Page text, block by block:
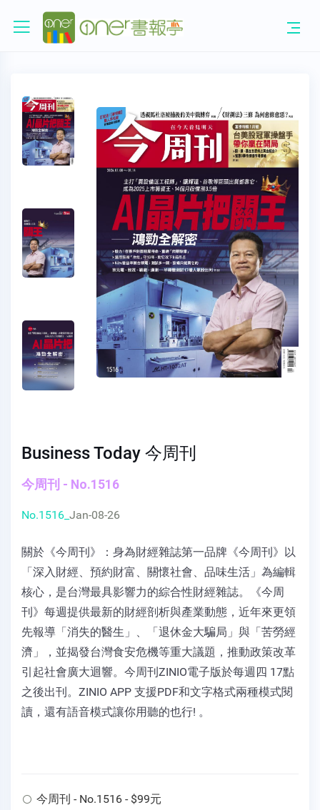
Business Today 今周刊
今周刊 - No.1516
No.1516_ Jan-08-26
關於《今周刊》：身為財經雜誌第一品牌《今周刊》以
「深入財經、預約財富、關懷社會、品味生活」為編輯
核心，是台灣最具影響力的綜合性財經雜誌。《今周
刊》每週提供最新的財經剖析與產業動態，近年來更領
先報導「消失的醫生」、「退休金大騙局」與「苦勞經
濟」，並揭發台灣食安危機等重大議題，推動政策改革
引起社會廣大迴響。今周刊ZINIO電子版於每週四 17點
之後出刊。ZINIO APP 支援PDF和文字格式兩種模式閱
讀，還有語音模式讓你用聽的也行! 。
今周刊 - No.1516 - $99元